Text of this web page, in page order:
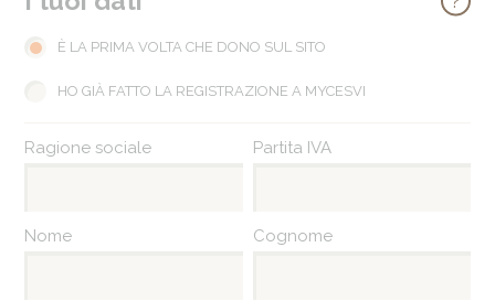
È LA PRIMA VOLTA CHE DONO SUL SITO
HO GIÀ FATTO LA REGISTRAZIONE A MYCESVI
Ragione sociale Partita IVA
Nome Cognome